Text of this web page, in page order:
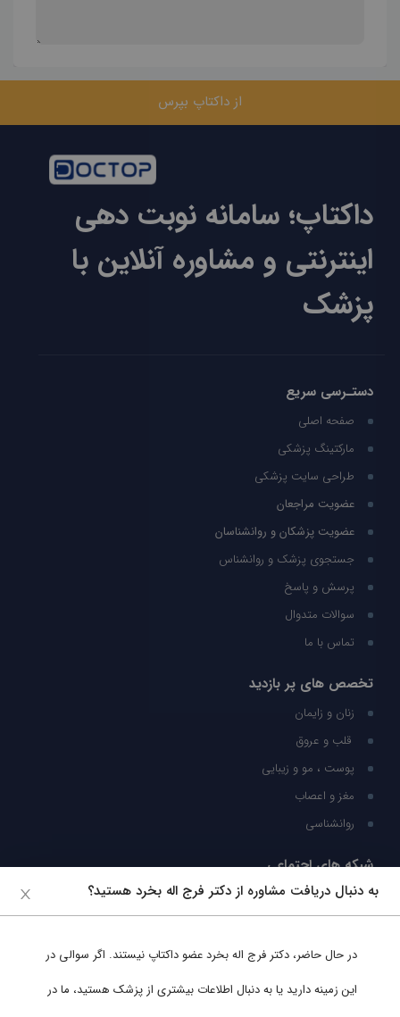
از داکتاپ بپرس
داکتاپ؛ سامانه نوبت دهی
اینترنتی و مشاوره آنلاین با
پزشک
دستـرسی سریع
صفحه اصلی
مارکتینگ پزشکی
طراحی سایت پزشکی
عضویت مراجعان
عضویت پزشکان و روانشناسان
جستجوی پزشک و روانشناس
پرسش و پاسخ
سوالات متدوال
تماس با ما
تخصص های پر بازدید
زنان و زایمان
قلب و عروق
پوست ، مو و زیبایی
مغز و اعصاب
روانشناسی
شبکه های اجتماعی
ما را در شبکه های اجتماعی دنبال کنید
به دنبال دریافت مشاوره از دکتر فرج اله بخرد هستید؟
در حال حاضر، دکتر فرج اله بخردعضو داکتاپ نیستند. اگر سوالی در
این زمینه دارید یا به دنبال اطلاعات بیشتری از پزشک هستید، ما در